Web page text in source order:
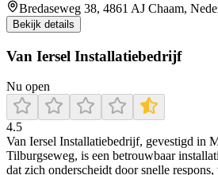
Bredaseweg 38, 4861 AJ Chaam,
Bekijk details
Van Iersel Installatiebedrijf
Nu open
4.5
Van Iersel Installatiebedrijf, gevestigd in
Tilburgseweg, is een betrouwbaar
dat zich onderscheidt door snelle